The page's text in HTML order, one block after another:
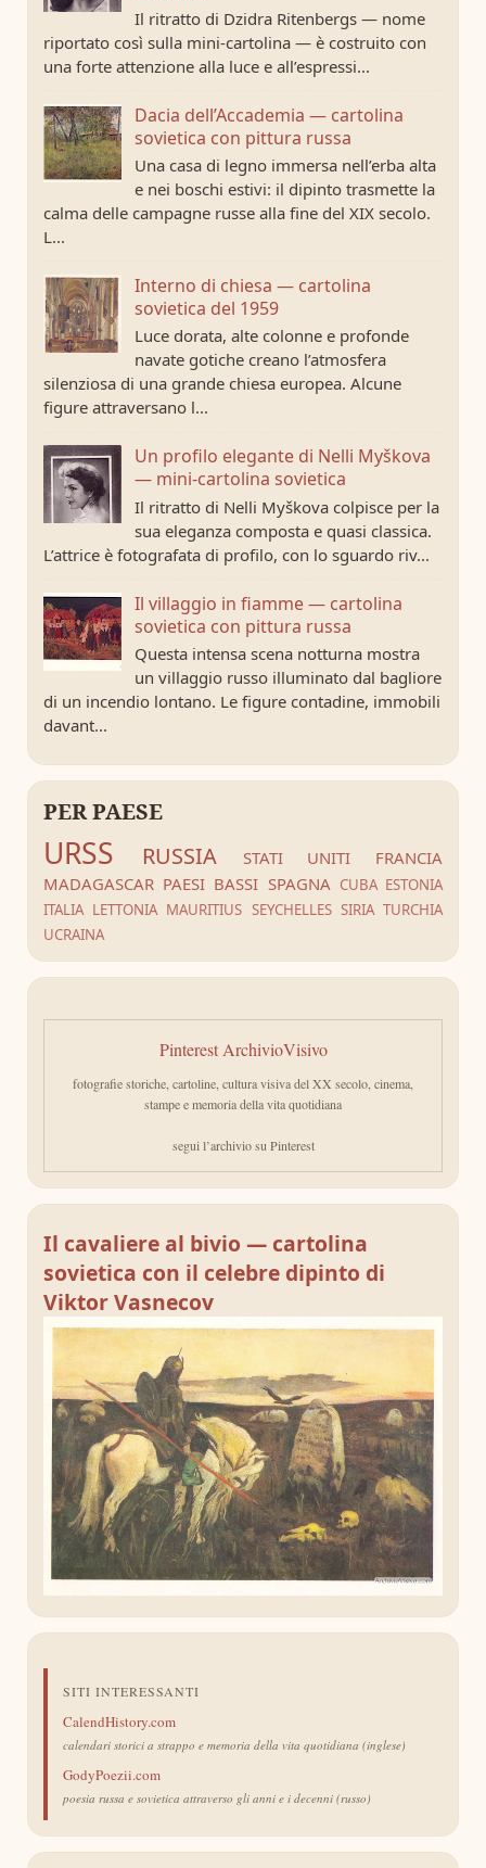
Il ritratto di Dzidra Ritenbergs — nome
riportato così sulla mini-cartolina — è costruito con
una forte attenzione alla luce e all’espressi...
Dacia dell’Accademia — cartolina
sovietica con pittura russa
Una casa di legno immersa nell’erba alta
e nei boschi estivi: il dipinto trasmette la
calma delle campagne russe alla fine del XIX secolo.
L...
Interno di chiesa — cartolina
sovietica del 1959
Luce dorata, alte colonne e profonde
navate gotiche creano l’atmosfera
silenziosa di una grande chiesa europea. Alcune
figure attraversano l...
Un profilo elegante di Nelli Myškova
— mini-cartolina sovietica
Il ritratto di Nelli Myškova colpisce per la
sua eleganza composta e quasi classica.
L’attrice è fotografata di profilo, con lo sguardo riv...
Il villaggio in fiamme — cartolina
sovietica con pittura russa
Questa intensa scena notturna mostra
un villaggio russo illuminato dal bagliore
di un incendio lontano. Le figure contadine, immobili
davant...
PER PAESE
URSS RUSSIA STATI UNITI
FRANCIA
MADAGASCAR PAESI BASSI SPAGNA CUBA ESTONIA
ITALIA LETTONIA MAURITIUS SEYCHELLES SIRIA TURCHIA
UCRAINA
Pinterest ArchivioVisivo
fotografie storiche, cartoline, cultura visiva del XX secolo, cinema,
stampe e memoria della vita quotidiana
segui l’archivio su Pinterest
Il cavaliere al bivio — cartolina
sovietica con il celebre dipinto di
Viktor Vasnecov
SITI INTERESSANTI
CalendHistory.com
calendari storici a strappo e memoria della vita quotidiana (inglese)
GodyPoezii.com
poesia russa e sovietica attraverso gli anni e i decenni (russo)